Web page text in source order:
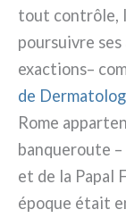
tout con­trô­le,
pour­sui­vre
exac­tions–
de
Rome
ban­que­rou­te –
et de la Papal
épo­que était